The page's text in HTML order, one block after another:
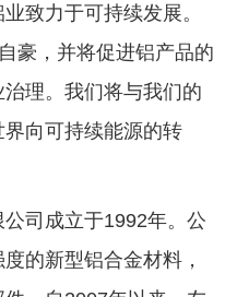
致力于可持续发展。
豪，并将促进铝产品的
理。我们将与我们的
向可持续能源的转
公司成立于1992年。公
的新型铝合金材料，